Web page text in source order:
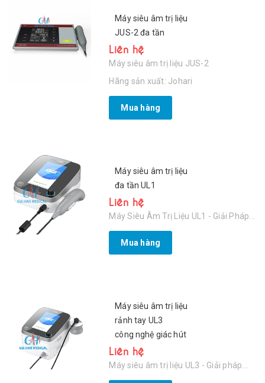
Máy siêu âm trị liệu
JUS-2 đa tần
Liên hệ
Máy siêu âm trị liệu JUS-2
Hãng sản xuất: Johari
Mua hàng
Máy siêu âm trị liệu
đa tần UL1
Liên hệ
Máy Siêu Âm Trị Liệu UL1 - Giải Pháp...
Mua hàng
Máy siêu âm trị liệu
rảnh tay UL3
công nghệ giác hút
Liên hệ
Máy siêu âm trị liệu UL3 - Giải pháp...